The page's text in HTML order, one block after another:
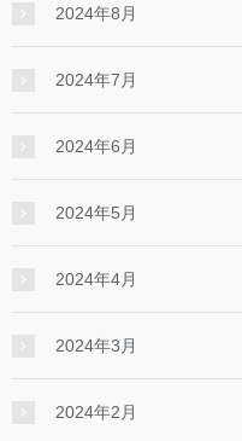
2024年8月
2024年7月
2024年6月
2024年5月
2024年4月
2024年3月
2024年2月